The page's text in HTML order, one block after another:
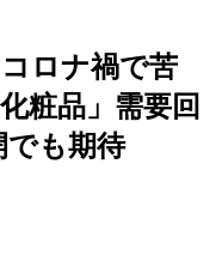
ロナ禍で苦
粧品」需要回
も期待